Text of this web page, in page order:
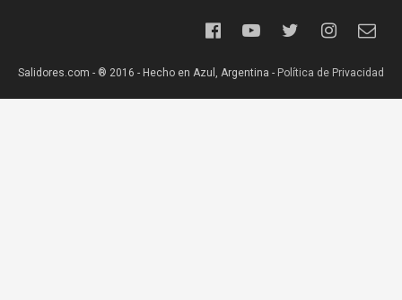
Salidores.com - ® 2016 - Hecho en Azul, Argentina - Política de Privacidad